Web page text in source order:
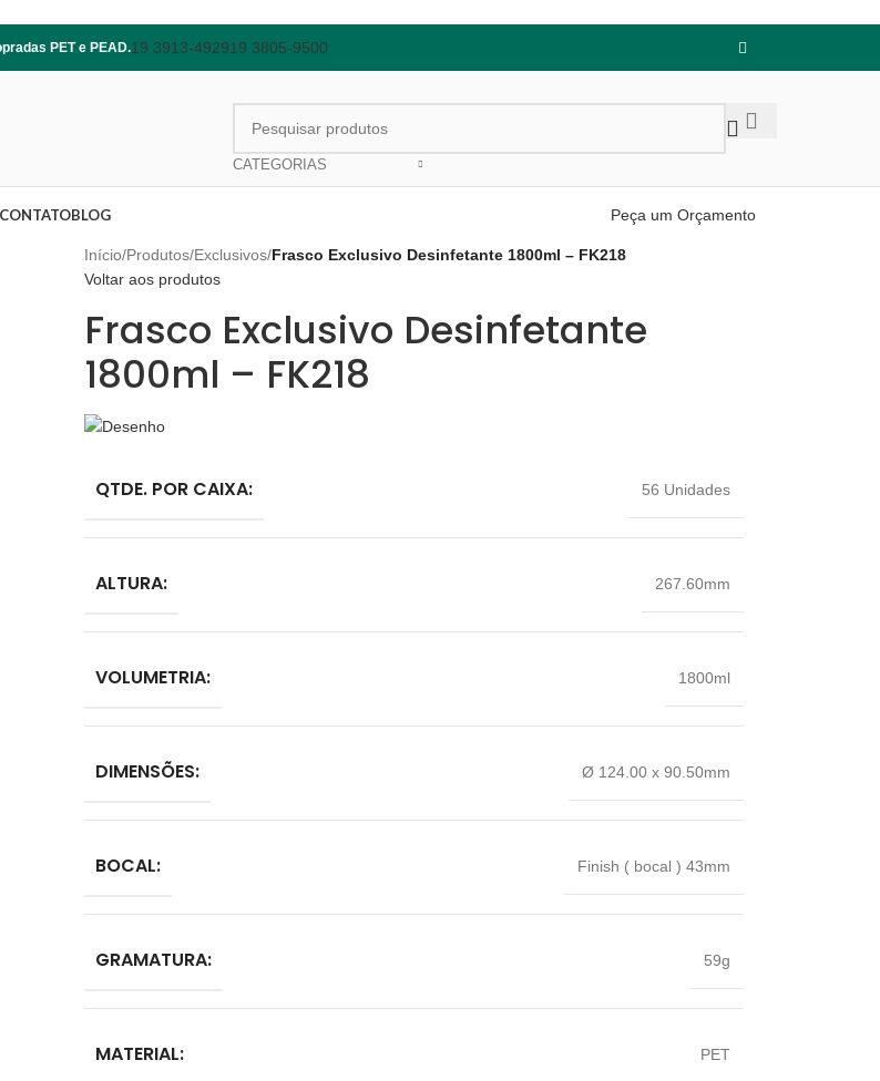
PET e PEAD.19 3913-492919 3805-9500
CATEGORIAS
CONTATOBLOG Peça um Orçamento
Início/Produtos/Exclusivos/Frasco Exclusivo Desinfetante 1800ml – FK218
Voltar aos produtos
Frasco Exclusivo Desinfetante
1800ml – FK218
QTDE. POR CAIXA: 56 Unidades
ALTURA: 267.60mm
VOLUMETRIA: 1800ml
DIMENSÕES: Ø 124.00 x 90.50mm
BOCAL: Finish ( bocal ) 43mm
GRAMATURA: 59g
MATERIAL: PET